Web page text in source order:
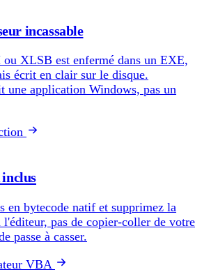
incassable
XLSB est enfermé dans un EXE,
écrit en clair sur le disque.
application Windows, pas un
en bytecode natif et supprimez la
l'éditeur, pas de copier-coller de votre
passe à casser.
VBA